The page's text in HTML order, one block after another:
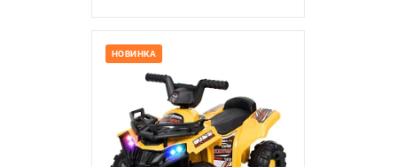
НОВИНКА